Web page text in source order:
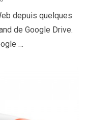
depuis quelques
de Google Drive.
…